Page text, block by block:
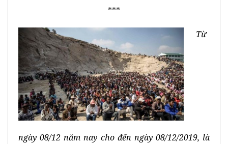
***
Từ
ngày 08/12 năm nay cho đến ngày 08/12/2019, là